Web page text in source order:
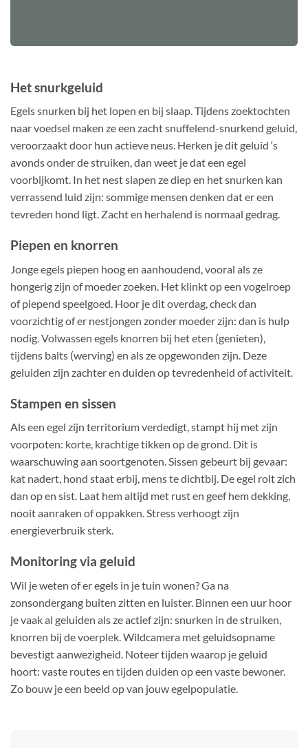
Het snurkgeluid
Egels snurken bij het lopen en bij slaap. Tijdens zoektochten
naar voedsel maken ze een zacht snuffelend-snurkend geluid,
veroorzaakt door hun actieve neus. Herken je dit geluid ‘s
avonds onder de struiken, dan weet je dat een egel
voorbijkomt. In het nest slapen ze diep en het snurken kan
verrassend luid zijn: sommige mensen denken dat er een
tevreden hond ligt. Zacht en herhalend is normaal gedrag.
Piepen en knorren
Jonge egels piepen hoog en aanhoudend, vooral als ze
hongerig zijn of moeder zoeken. Het klinkt op een vogelroep
of piepend speelgoed. Hoor je dit overdag, check dan
voorzichtig of er nestjongen zonder moeder zijn: dan is hulp
nodig. Volwassen egels knorren bij het eten (genieten),
tijdens balts (werving) en als ze opgewonden zijn. Deze
geluiden zijn zachter en duiden op tevredenheid of activiteit.
Stampen en sissen
Als een egel zijn territorium verdedigt, stampt hij met zijn
voorpoten: korte, krachtige tikken op de grond. Dit is
waarschuwing aan soortgenoten. Sissen gebeurt bij gevaar:
kat nadert, hond staat erbij, mens te dichtbij. De egel rolt zich
dan op en sist. Laat hem altijd met rust en geef hem dekking,
nooit aanraken of oppakken. Stress verhoogt zijn
energieverbruik sterk.
Monitoring via geluid
Wil je weten of er egels in je tuin wonen? Ga na
zonsondergang buiten zitten en luister. Binnen een uur hoor
je vaak al geluiden als ze actief zijn: snurken in de struiken,
knorren bij de voerplek. Wildcamera met geluidsopname
bevestigt aanwezigheid. Noteer tijden waarop je geluid
hoort: vaste routes en tijden duiden op een vaste bewoner.
Zo bouw je een beeld op van jouw egelpopulatie.